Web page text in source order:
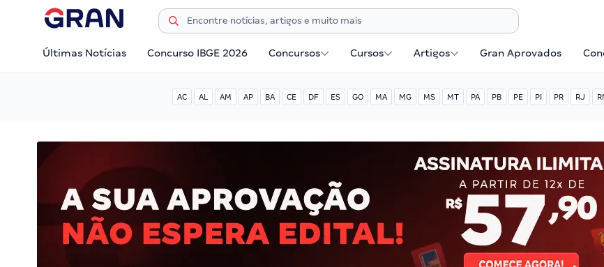
Últimas Notícias Concurso IBGE 2026 Concursos Cursos Artigos Gran Aprovados
AC AL AM AP BA CE DF ES GO MA MG MS MT PA PB PE PI PR RJ